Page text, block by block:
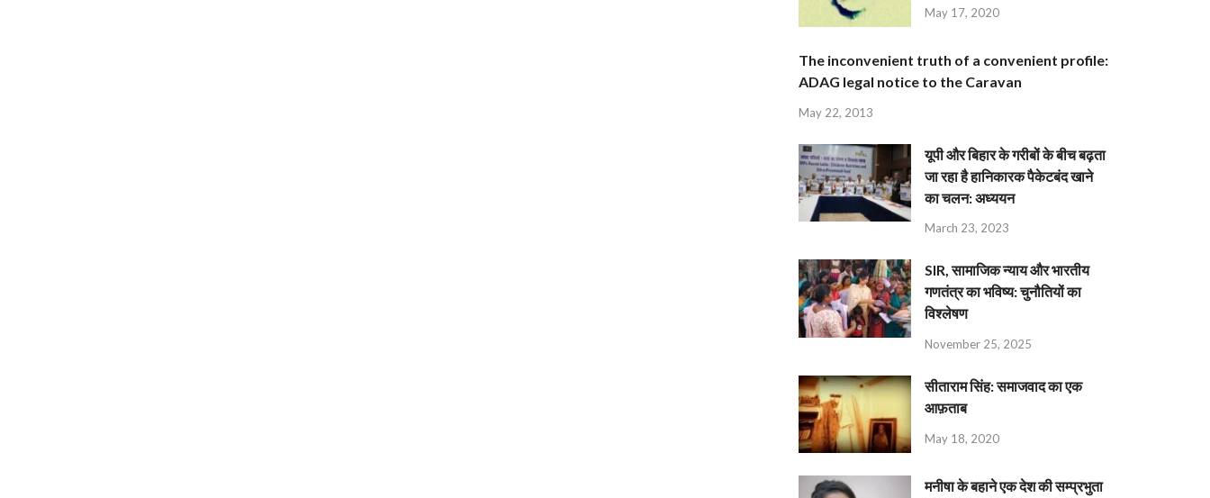
May 17, 2020
The inconvenient truth of a convenient profile:
ADAG legal notice to the Caravan
May 22, 2013
यूपी और बिहार के गरीबों के बीच बढ़ता
जा रहा है हानिकारक पैकेटबंद खाने
का चलन: अध्ययन
March 23, 2023
SIR, सामाजिक न्याय और भारतीय
गणतंत्र का भविष्य: चुनौतियों का
विश्लेषण
November 25, 2025
सीताराम सिंह: समाजवाद का एक
आफ़ताब
May 18, 2020
मनीषा के बहाने एक देश की सम्प्रभुता